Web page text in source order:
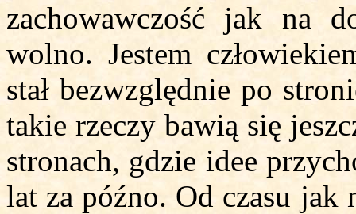
zachowawczość jak na
wolno. Jestem
stał bezwzględnie po
takie rzeczy bawią się
stronach, gdzie idee
lat za późno. Od czasu